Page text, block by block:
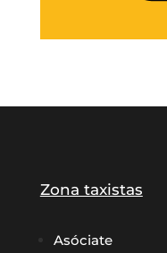
Zona taxistas
Asóciate